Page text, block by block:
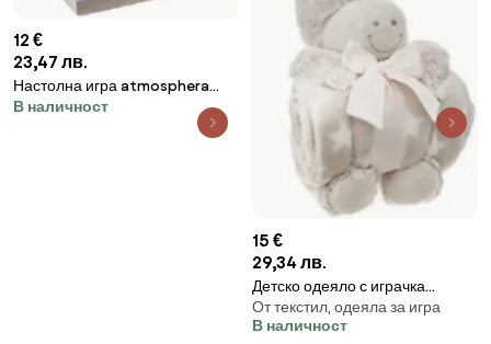
12 €
23,47 лв.
Настолна игра atmosphera
Морски шах, Цимент
В наличност
15 €
29,34 лв.
Детско одеяло с играчка
atmosphera Unicorn
От текстил, одеяла за игра
В наличност